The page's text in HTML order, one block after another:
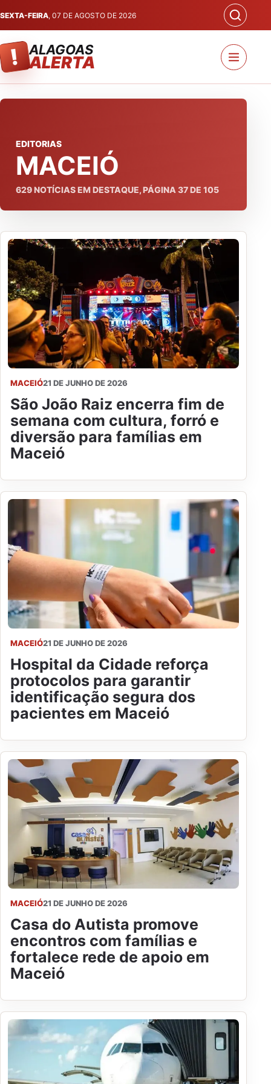
SEXTA-FEIRA, 07 DE AGOSTO DE 2026
! ALAGOAS
ALERTA
EDITORIAS
MACEIÓ
629NOTÍCIAS EM DESTAQUE, PÁGINA 37DE 105
MACEIÓ21 DE JUNHO DE 2026
São João Raiz encerra fim de
semana com cultura, forró e
diversão para famílias em
Maceió
MACEIÓ21 DE JUNHO DE 2026
Hospital da Cidade reforça
protocolos para garantir
identificação segura dos
pacientes em Maceió
MACEIÓ21 DE JUNHO DE 2026
Casa do Autista promove
encontros com famílias e
fortalece rede de apoio em
Maceió